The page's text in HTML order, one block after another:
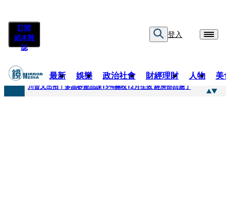
訂閱
紙本雜
誌
登入
最新 娛樂 政治社會 財經理財 人物 美
快訊
川普又出招！多晶矽產品課15%關稅12月生效 經濟部回應了